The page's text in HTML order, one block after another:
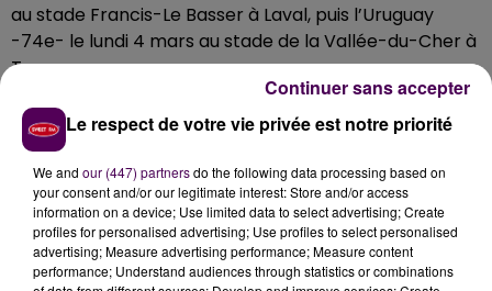
au stade Francis-Le Basser à Laval, puis l’Uruguay
-74e- le lundi 4 mars au stade de la Vallée-du-Cher à
Tours.
En vue de la Coupe du Monde
Ces rendez-vous s’inscrivent dans le cadre de la
préparation à la Coupe du Monde de la FIFA"France
2019", organisée du 7 juin au 7 juillet dans neuf villes :
Grenoble, Le Havre, Lyon, Montpellier, Nice, Paris,
Reims, Rennes et Valenciennes. Les deux rencontres
préparatoires disputées dans l’ouest seront
Le respect de votre vie privée est notre priorité
We and our (447) partnersdo the following data processing based on
your consent and/or our legitimate interest: Store and/or access
information on a device; Use limited data to select advertising; Create
profiles for personalised advertising; Use profiles to select personalised
advertising; Measure advertising performance; Measure content
performance; Understand audiences through statistics or combinations
Continuer sans accepter